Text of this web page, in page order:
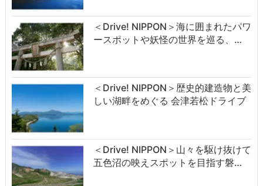
＜Drive! NIPPON＞海に囲まれたパワ
ースポットや妖怪の世界を巡る、…
＜Drive! NIPPON＞歴史的建造物と美
しい湖畔をめぐる 会津若松ドライブ
＜Drive! NIPPON＞山々を駆け抜けて
五色沼の映えスポットを目指す磐…